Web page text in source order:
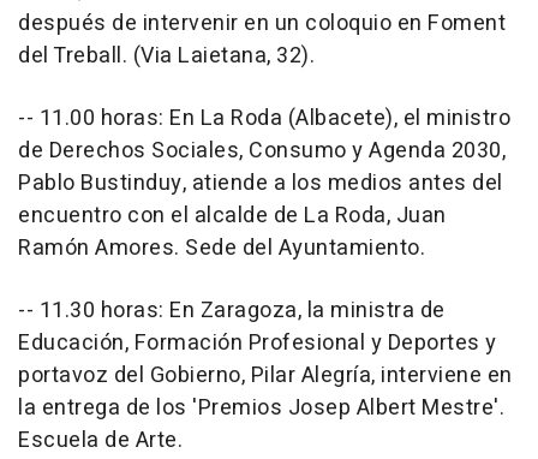
después de intervenir en un coloquio en Foment
del Treball. (Via Laietana, 32).
-- 11.00 horas: En La Roda (Albacete), el ministro
de Derechos Sociales, Consumo y Agenda 2030,
Pablo Bustinduy, atiende a los medios antes del
encuentro con el alcalde de La Roda, Juan
Ramón Amores. Sede del Ayuntamiento.
-- 11.30 horas: En Zaragoza, la ministra de
Educación, Formación Profesional y Deportes y
portavoz del Gobierno, Pilar Alegría, interviene en
la entrega de los 'Premios Josep Albert Mestre'.
Escuela de Arte.